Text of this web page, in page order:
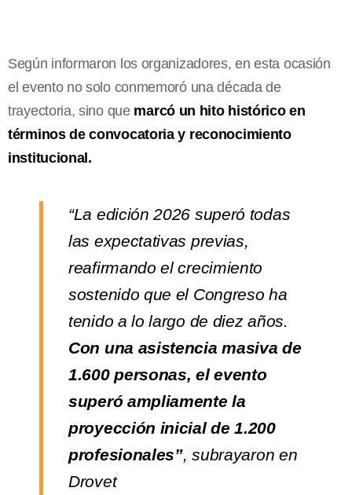
Según informaron los organizadores, en esta ocasión
el evento no solo conmemoró una década de
trayectoria, sino que marcó un hito histórico en
términos de convocatoria y reconocimiento
institucional.
“La edición 2026 superó todas
las expectativas previas,
reafirmando el crecimiento
sostenido que el Congreso ha
tenido a lo largo de diez años.
Con una asistencia masiva de
1.600 personas, el evento
superó ampliamente la
proyección inicial de 1.200
profesionales”, subrayaron en
Drovet